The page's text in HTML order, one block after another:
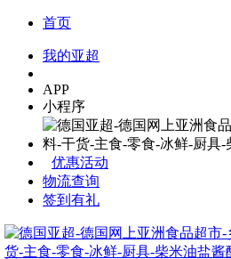
首页
我的亚超
APP
小程序
优惠活动
物流查询
签到有礼